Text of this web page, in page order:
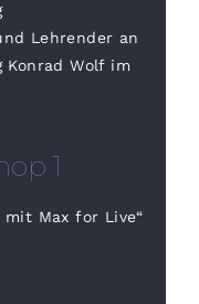
Lehrender an
Wolf im
1
Max for Live“